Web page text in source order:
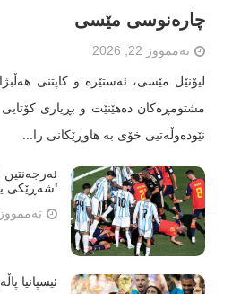
چارەنوسی مێسی
تەممووز 22, 2026
لیۆنێل مێسی، ئەستێرە و کاپتنی
مشتومڕەکان دەهێنێت و بڕیاری
نێودەوڵەتیی خۆی بە هاوڕێکانی را...
ئەرجەنتین
'شەڕێکی
تەممووز 22, 2026
ئیسپانیا